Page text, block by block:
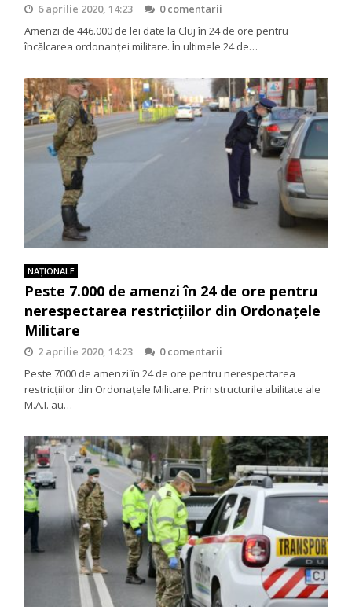
6 aprilie 2020, 14:23
0 comentarii
Amenzi de 446.000 de lei date la Cluj în 24 de ore pentru
încălcarea ordonanței militare. În ultimele 24 de…
NAŢIONALE
Peste 7.000 de amenzi în 24 de ore pentru
nerespectarea restricțiilor din Ordonațele
Militare
2 aprilie 2020, 14:23
0 comentarii
Peste 7000 de amenzi în 24 de ore pentru nerespectarea
restricțiilor din Ordonațele Militare. Prin structurile abilitate ale
M.A.I. au…